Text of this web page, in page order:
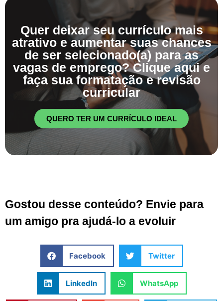
Quer deixar seu currículo mais
atrativo e aumentar suas chances
de ser selecionado(a) para as
vagas de emprego? Clique aqui e
faça sua formatação e revisão
curricular
QUERO TER UM CURRÍCULO IDEAL
Gostou desse conteúdo? Envie para
um amigo pra ajudá-lo a evoluir
Facebook Twitter
LinkedIn WhatsApp